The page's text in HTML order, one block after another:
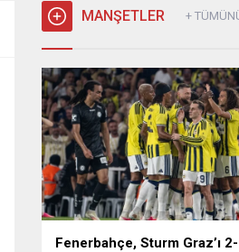
MANŞETLER +
Fenerbahçe, Sturm Graz’ı